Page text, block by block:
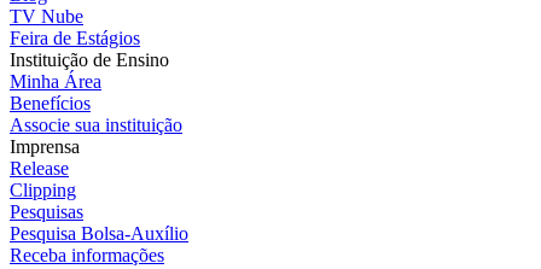
TV Nube
Feira de Estágios
Instituição de Ensino
Minha Área
Benefícios
Associe sua instituição
Imprensa
Release
Clipping
Pesquisas
Pesquisa Bolsa-Auxílio
Receba informações